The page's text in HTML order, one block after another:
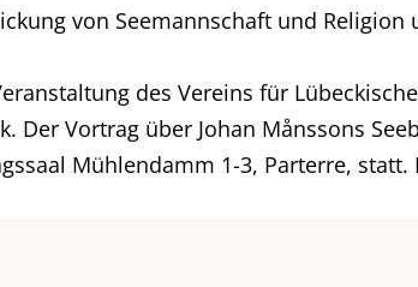
von Seemannschaft und Religion
des Vereins für
Der Vortrag über Johan Månssons
Mühlendamm 1-3, Parterre,